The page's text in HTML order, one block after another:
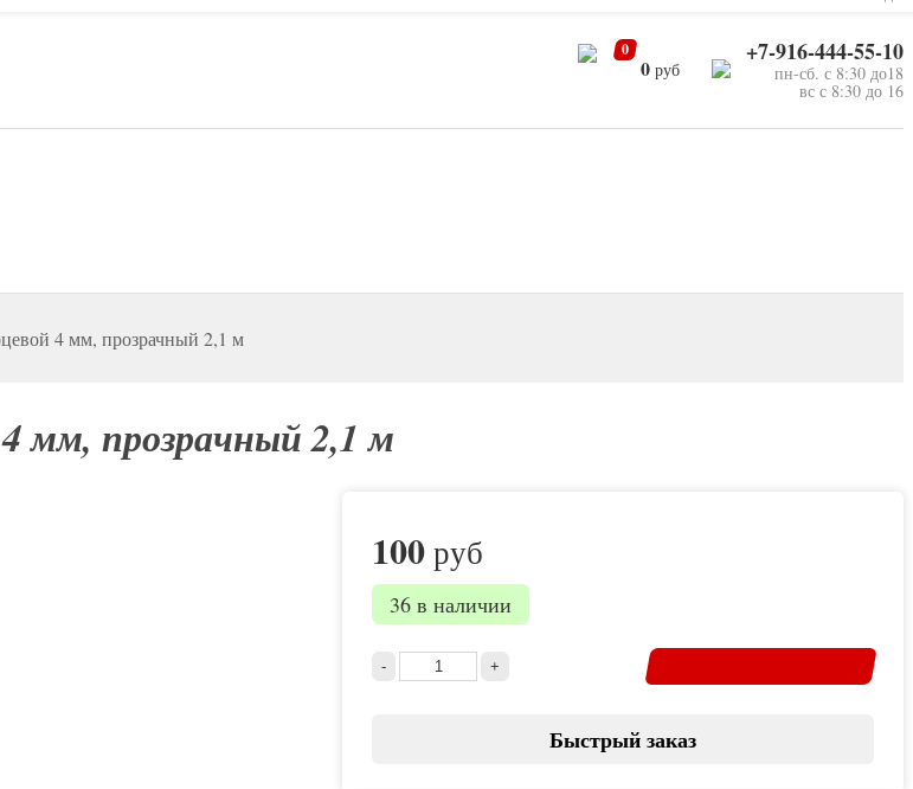
0
0 руб
+7-916-444-55-10
пн-сб. с 8:30 до18
вс с 8:30 до 16
4 мм, прозрачный 2,1 м
мм, прозрачный 2,1 м
100руб
36 в наличии
Быстрый заказ